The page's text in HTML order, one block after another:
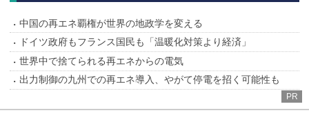
中国の再エネ覇権が世界の地政学を変える
ドイツ政府もフランス国民も「温暖化対策より経済」
世界中で捨てられる再エネからの電気
出力制御の九州での再エネ導入、やがて停電を招く可能性も
PR